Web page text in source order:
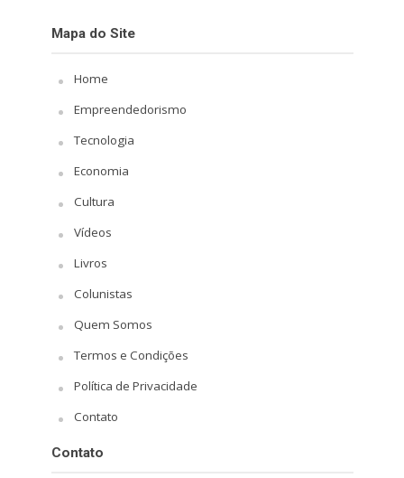
Mapa do Site
Home
Empreendedorismo
Tecnologia
Economia
Cultura
Vídeos
Livros
Colunistas
Quem Somos
Termos e Condições
Política de Privacidade
Contato
Contato